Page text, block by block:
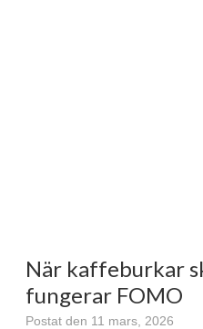
När kaffeburkar
fungerar FOMO
Postat den 11 mars, 2026